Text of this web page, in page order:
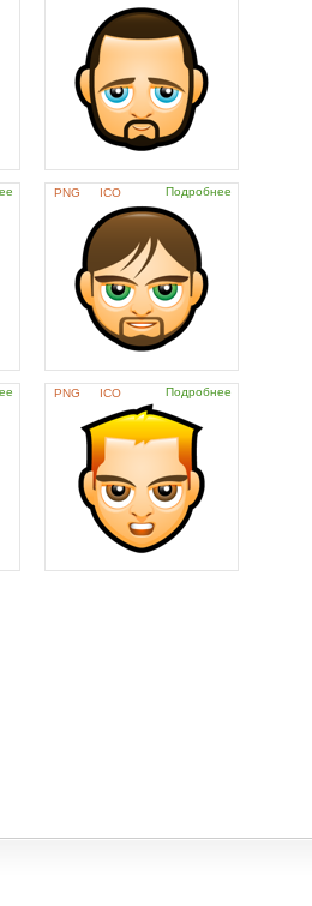
PNG ICO Подробнее
PNG ICO Подробнее